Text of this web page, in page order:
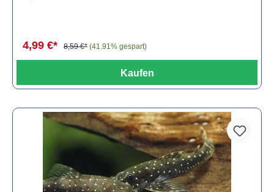
4,99 €* 8,59 €* (41.91% gespart)
Kaufen